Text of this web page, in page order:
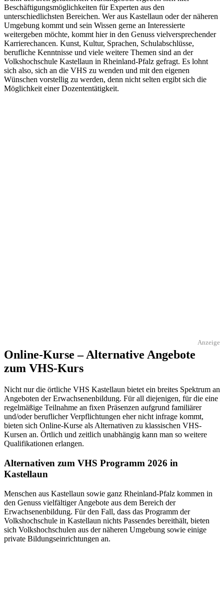
Beschäftigungsmöglichkeiten für Experten aus den
unterschiedlichsten Bereichen. Wer aus Kastellaun oder der näheren
Umgebung kommt und sein Wissen gerne an Interessierte
weitergeben möchte, kommt hier in den Genuss vielversprechender
Karrierechancen. Kunst, Kultur, Sprachen, Schulabschlüsse,
berufliche Kenntnisse und viele weitere Themen sind an der
Volkshochschule Kastellaun in Rheinland-Pfalz gefragt. Es lohnt
sich also, sich an die VHS zu wenden und mit den eigenen
Wünschen vorstellig zu werden, denn nicht selten ergibt sich die
Möglichkeit einer Dozententätigkeit.
Anzeige
Online-Kurse – Alternative Angebote
zum VHS-Kurs
Nicht nur die örtliche VHS Kastellaun bietet ein breites Spektrum an
Angeboten der Erwachsenenbildung. Für all diejenigen, für die eine
regelmäßige Teilnahme an fixen Präsenzen aufgrund familiärer
und/oder beruflicher Verpflichtungen eher nicht infrage kommt,
bieten sich Online-Kurse als Alternativen zu klassischen VHS-
Kursen an. Örtlich und zeitlich unabhängig kann man so weitere
Qualifikationen erlangen.
Alternativen zum VHS Programm 2026 in
Kastellaun
Menschen aus Kastellaun sowie ganz Rheinland-Pfalz kommen in
den Genuss vielfältiger Angebote aus dem Bereich der
Erwachsenenbildung. Für den Fall, dass das Programm der
Volkshochschule in Kastellaun nichts Passendes bereithält, bieten
sich Volkshochschulen aus der näheren Umgebung sowie einige
private Bildungseinrichtungen an.